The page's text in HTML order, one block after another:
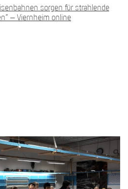
sorgen für strahlende
– Viernheim online